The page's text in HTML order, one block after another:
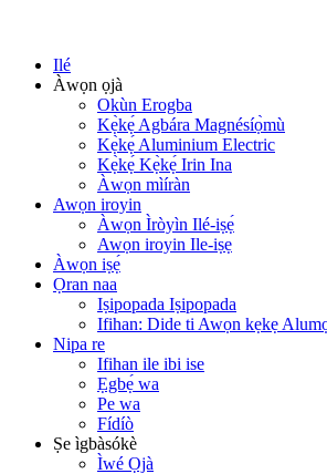
Ilé
Àwọn ọjà
Okùn Erogba
Kẹ̀kẹ́ Agbára Magnésíọ̀mù
Kẹ̀kẹ́ Aluminium Electric
Kẹ̀kẹ́ Kẹ̀kẹ́ Irin Ina
Àwọn mìíràn
Awọn iroyin
Àwọn Ìròyìn Ilé-iṣẹ́
Awọn iroyin Ile-iṣẹ
Àwọn iṣẹ́
Ọran naa
Iṣipopada Iṣipopada
Ifihan: Dide ti Awọn kẹkẹ
Nipa re
Ifihan ile ibi ise
Ẹgbẹ́ wa
Pe wa
Fídíò
Ṣe ìgbàsókè
Ìwé Ọjà